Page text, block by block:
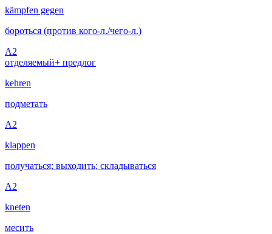
kämpfen gegen
бороться (против кого-л./чего-л.)
A2
отделяемый+ предлог
kehren
подметать
A2
klappen
получаться; выходить; складываться
A2
kneten
месить